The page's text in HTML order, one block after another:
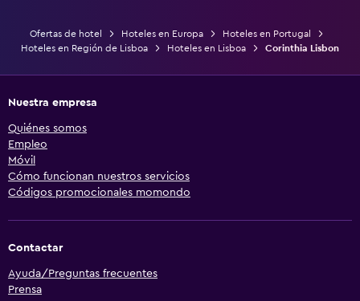
Ofertas de hotel Hoteles en Europa
Hoteles en Portugal
Hoteles en Región de Lisboa
Hoteles en Lisboa Corinthia Lisbon
Nuestra empresa
Quiénes somos
Empleo
Móvil
Cómo funcionan nuestros servicios
Códigos promocionales momondo
Contactar
Ayuda/Preguntas frecuentes
Prensa